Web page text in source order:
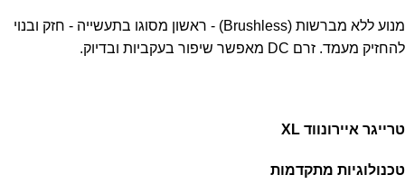
מנוע ללא מברשות (Brushless) - ראשון מסוגו בתעשייה - חזק ובנוי
להחזיק מעמד. זרם DC מאפשר שיפור בעקביות ובדיוק.
טרייגר איירונווד XL
טכנולוגיות מתקדמות